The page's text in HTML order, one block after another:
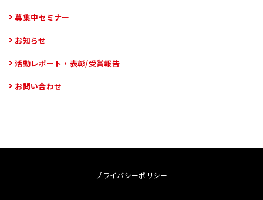
募集中セミナー
お知らせ
活動レポート・表彰/受賞報告
お問い合わせ
プライバシーポリシー